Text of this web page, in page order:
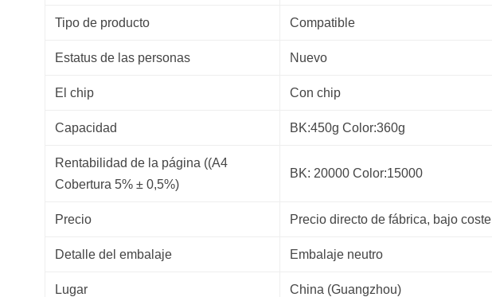
Tipo de producto Compatible
Estatus de las personas Nuevo
El chip Con chip
Capacidad BK:450g Color:360g
Rentabilidad de la página ((A4
Cobertura 5% ± 0,5%)
BK: 20000 Color:15000
Precio Precio directo de fábrica, bajo coste
Detalle del embalaje Embalaje neutro
Lugar China (Guangzhou)